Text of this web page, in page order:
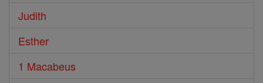
Judith
Esther
1 Macabeus